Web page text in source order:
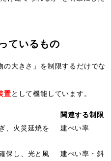
ているもの
大きさ」を制限するだけでな
置 として機能しています。
関連する制限
、火災延焼を
建ぺい率
保し、光と風 建ぺい率・斜